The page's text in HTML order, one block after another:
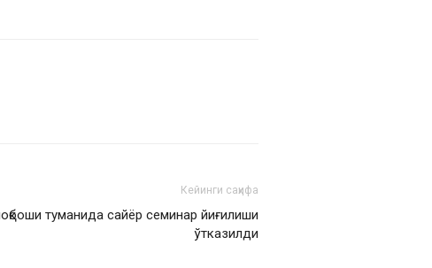
Кейинги саҳифа
туманида сайёр семинар йиғилиши
ўтказилди